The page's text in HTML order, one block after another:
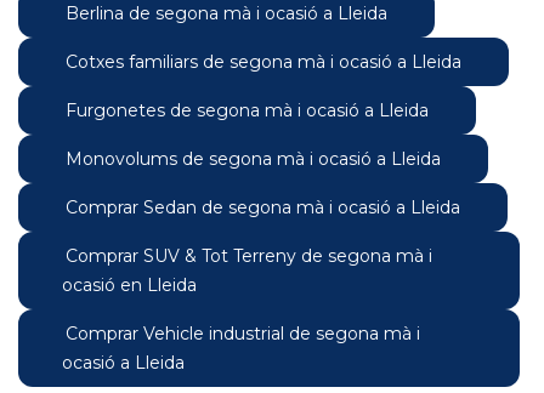
Berlina de segona mà i ocasió a Lleida
Cotxes familiars de segona mà i ocasió a Lleida
Furgonetes de segona mà i ocasió a Lleida
Monovolums de segona mà i ocasió a Lleida
Comprar Sedan de segona mà i ocasió a Lleida
Comprar SUV & Tot Terreny de segona mà i
ocasió en Lleida
Comprar Vehicle industrial de segona mà i
ocasió a Lleida